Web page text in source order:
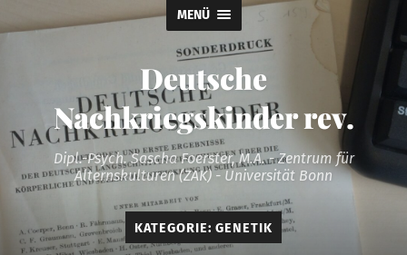
MENÜ
Deutsche
Nachkriegskinder rev.
Dipl.-Psych. Sascha Foerster, M.A. - Zentrum für
Alternskulturen (ZAK) - Universität Bonn
KATEGORIE: GENETIK